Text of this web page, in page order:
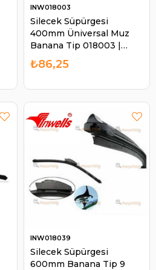
Silecek Süpürgesi
400mm Üniversal Muz
Banana Tip 018003 |
INWELLS 018003
INW018003
₺86,25
Silecek Süpürgesi
600mm Banana Tip 9
INW018039